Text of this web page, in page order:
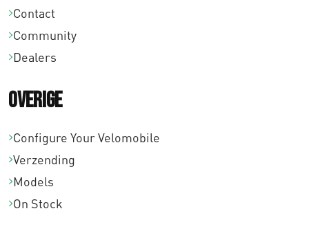
Contact
Community
Dealers
Overige
Configure Your Velomobile
Verzending
Models
On Stock